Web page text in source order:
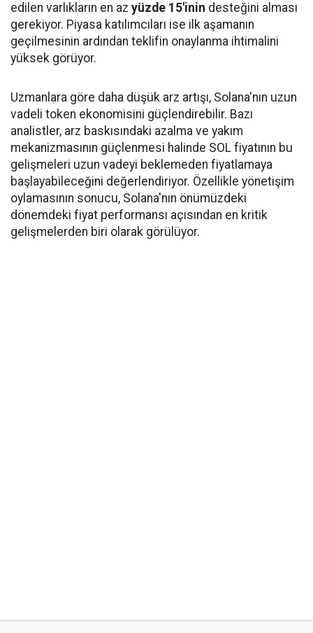
edilen varlıkların en az yüzde 15'inin desteğini alması
gerekiyor. Piyasa katılımcıları ise ilk aşamanın
geçilmesinin ardından teklifin onaylanma ihtimalini
yüksek görüyor.
Uzmanlara göre daha düşük arz artışı, Solana'nın uzun
vadeli token ekonomisini güçlendirebilir. Bazı
analistler, arz baskısındaki azalma ve yakım
mekanizmasının güçlenmesi halinde SOL fiyatının bu
gelişmeleri uzun vadeyi beklemeden fiyatlamaya
başlayabileceğini değerlendiriyor. Özellikle yönetişim
oylamasının sonucu, Solana'nın önümüzdeki
dönemdeki fiyat performansı açısından en kritik
gelişmelerden biri olarak görülüyor.